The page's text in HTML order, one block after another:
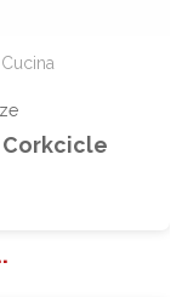
Corkcicle